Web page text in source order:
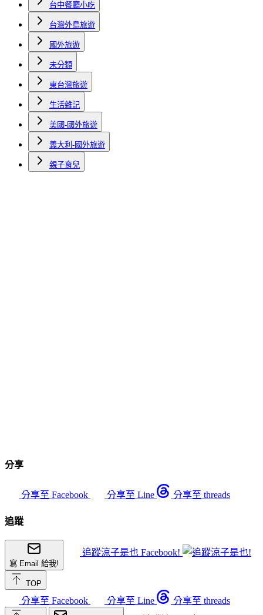
台中餐廳小吃
台灣外島旅遊
國外旅遊
未分類
東台灣旅遊
生活雜記
美國-國外旅遊
義大利-國外旅遊
親子育兒
分享
分享至 Facebook 分享至 Line 分享至 threads
追蹤
寫 Email 給我!
追蹤涼子是也 Facebook!
TOP
分享至 Facebook 分享至 Line
分享至 threads